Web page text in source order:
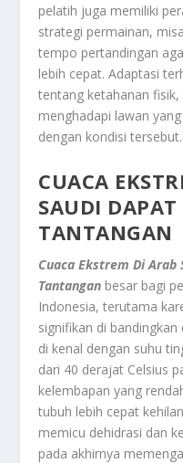
pelatih juga memiliki
strategi permainan,
tempo pertandingan
lebih cepat. Adaptasi
tentang ketahanan
menghadapi lawan
dengan kondisi tersebut.
CUACA
SAUDI
TANTANGAN
Cuaca Ekstrem Di
Tantangan besar bagi
Indonesia, terutama
signifikan di bandingkan
di kenal dengan suhu
dari 40 derajat Celsius
kelembapan yang
tubuh lebih cepat
memicu dehidrasi dan
pada akhirnya